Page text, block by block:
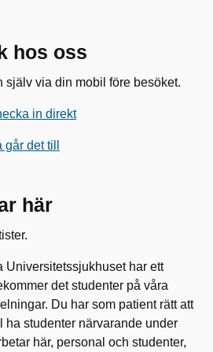
hos oss
själv via din mobil före besöket.
in direkt
det till
här
Universitetssjukhuset har ett
det studenter på våra
Du har som patient rätt att
ha studenter närvarande under
här, personal och studenter,